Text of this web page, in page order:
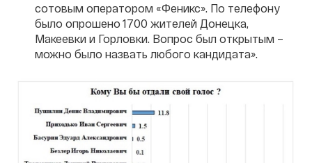
сотовым оператором «Феникс». По телефону
было опрошено 1700 жителей Донецка,
Макеевки и Горловки. Вопрос был открытым –
можно было назвать любого кандидата».